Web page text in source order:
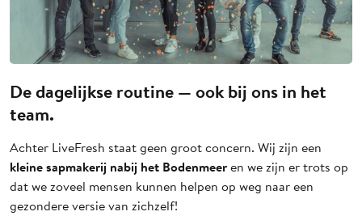
De dagelijkse routine — ook bij ons in het
team.
Achter LiveFresh staat geen groot concern. Wij zijn een
kleine sapmakerij nabij het Bodenmeeren we zijn er trots op
dat we zoveel mensen kunnen helpen op weg naar een
gezondere versie van zichzelf!